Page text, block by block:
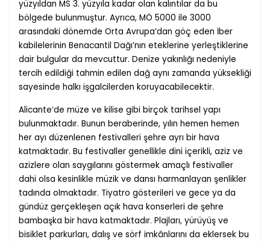
yüzyıldan MS 3. yüzyıla kadar olan kalıntılar da bu
bölgede bulunmuştur. Ayrıca, MÖ 5000 ile 3000
arasındaki dönemde Orta Avrupa’dan göç eden İber
kabilelerinin Benacantil Dağı’nın eteklerine yerleştiklerine
dair bulgular da mevcuttur. Denize yakınlığı nedeniyle
tercih edildiği tahmin edilen dağ aynı zamanda yüksekliği
sayesinde halkı işgalcilerden koruyacabilecektir.
Alicante’de müze ve kilise gibi birçok tarihsel yapı
bulunmaktadır. Bunun beraberinde, yılın hemen hemen
her ayı düzenlenen festivalleri şehre ayrı bir hava
katmaktadır. Bu festivaller genellikle dini içerikli, aziz ve
azizlere olan saygılarını göstermek amaçlı festivaller
dahi olsa kesinlikle müzik ve dansı harmanlayan şenlikler
tadında olmaktadır. Tiyatro gösterileri ve gece ya da
gündüz gerçekleşen açık hava konserleri de şehre
bambaşka bir hava katmaktadır. Plajları, yürüyüş ve
bisiklet parkurları, dalış ve sörf imkânlarını da eklersek bu